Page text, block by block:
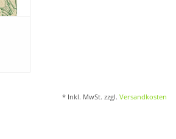
* Inkl. MwSt. zzgl. Versandkosten